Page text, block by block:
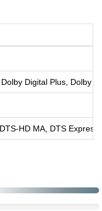
Digital Plus, Dolby
HD MA, DTS